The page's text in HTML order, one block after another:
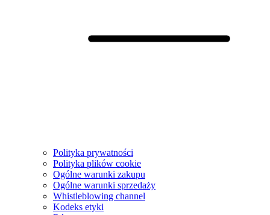
Polityka prywatności
Polityka plików cookie
Ogólne warunki zakupu
Ogólne warunki sprzedaży
Whistleblowing channel
Kodeks etyki